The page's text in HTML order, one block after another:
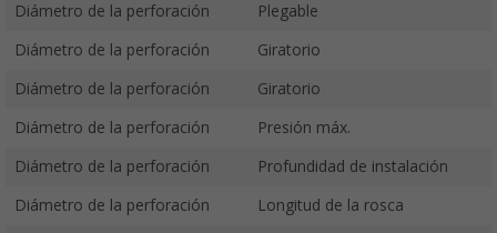
Diámetro de la perforación Plegable
Diámetro de la perforación Giratorio
Diámetro de la perforación Giratorio
Diámetro de la perforación Presión máx.
Diámetro de la perforación Profundidad de instalación
Diámetro de la perforación Longitud de la rosca